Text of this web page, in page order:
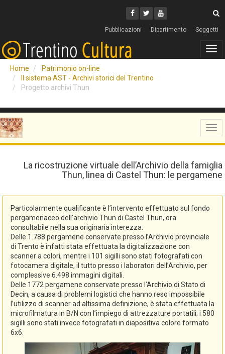
Facebook
Twitter
Youtube
Pubblicazioni Dipartimento Soggetti
Home
Patrimonio on-line
Il sistema AST - Archivi storici del Trentino
Progetto archivi Thun
La ricostruzione virtuale dell’Archivio della famiglia
Thun, linea di Castel Thun: le pergamene
Particolarmente qualificante è l’intervento effettuato sul fondo
pergamenaceo dell’archivio Thun di Castel Thun, ora
consultabile nella sua originaria interezza.
Delle 1.788 pergamene conservate presso l’Archivio provinciale
di Trento è infatti stata effettuata la digitalizzazione con
scanner a colori, mentre i 101 sigilli sono stati fotografati con
fotocamera digitale, il tutto presso i laboratori dell’Archivio, per
complessive 6.498 immagini digitali.
Delle 1772 pergamene conservate presso l’Archivio di Stato di
Decin, a causa di problemi logistici che hanno reso impossibile
l’utilizzo di scanner ad altissima definizione, è stata effettuata la
microfilmatura in B/N con l’impiego di attrezzature portatili; i 580
sigilli sono stati invece fotografati in diapositiva colore formato
6x6.